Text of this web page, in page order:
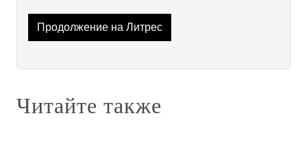
Продолжение на Литрес
Читайте также